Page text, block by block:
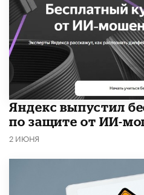
​Яндекс выпустил
по защите от ИИ-
2 ИЮНЯ